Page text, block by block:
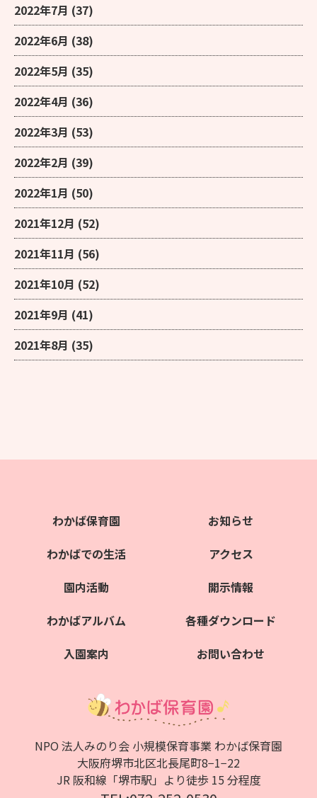
2022年7月 (37)
2022年6月 (38)
2022年5月 (35)
2022年4月 (36)
2022年3月 (53)
2022年2月 (39)
2022年1月 (50)
2021年12月 (52)
2021年11月 (56)
2021年10月 (52)
2021年9月 (41)
2021年8月 (35)
わかば保育園
わかばでの生活
園内活動
わかばアルバム
入園案内
お知らせ
アクセス
開示情報
各種ダウンロード
お問い合わせ
NPO 法人みのり会 小規模保育事業 わかば保育園
大阪府堺市北区北⻑尾町8−1−22
JR 阪和線「堺市駅」より徒歩 15 分程度